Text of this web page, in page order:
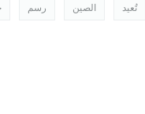
تُعيد الصين رسم